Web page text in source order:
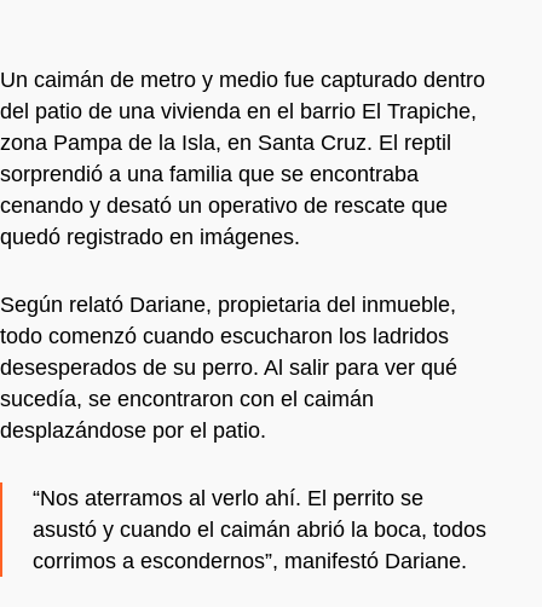
Un caimán de metro y medio fue capturado dentro
del patio de una vivienda en el barrio El Trapiche,
zona Pampa de la Isla, en Santa Cruz. El reptil
sorprendió a una familia que se encontraba
cenando y desató un operativo de rescate que
quedó registrado en imágenes.
Según relató Dariane, propietaria del inmueble,
todo comenzó cuando escucharon los ladridos
desesperados de su perro. Al salir para ver qué
sucedía, se encontraron con el caimán
desplazándose por el patio.
“Nos aterramos al verlo ahí. El perrito se
asustó y cuando el caimán abrió la boca, todos
corrimos a escondernos”, manifestó Dariane.